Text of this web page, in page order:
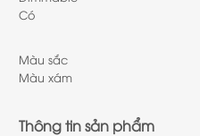
Có
Màu sắc
Màu xám
Thông tin sản phẩm